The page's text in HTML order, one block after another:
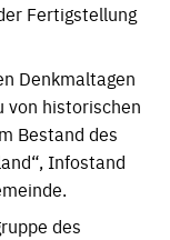
Fertigstellung
Denkmaltagen
von historischen
Bestand des
Infostand
des